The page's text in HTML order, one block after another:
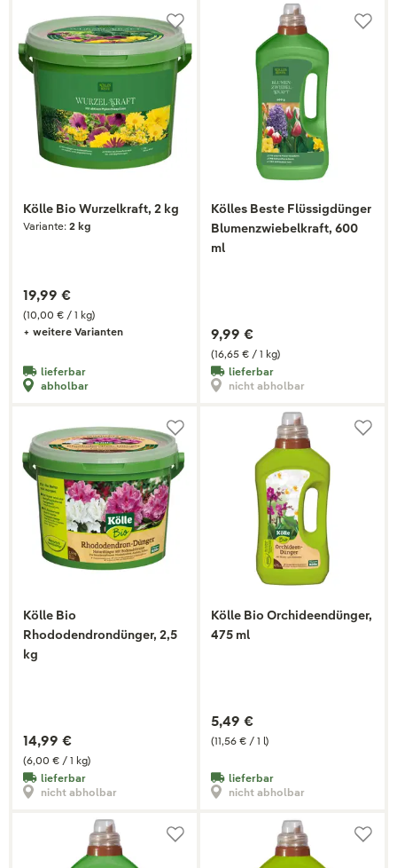
Kölle Bio Wurzelkraft, 2 kg
Variante: 2 kg
(10,00 € / 1 kg)
19,99 €
+ weitere Varianten
lieferbar
abholbar
Kölles Beste Flüssigdünger
Blumenzwiebelkraft, 600
ml
(16,65 € / 1 kg)
9,99 €
lieferbar
nicht abholbar
Kölle Bio
Rhododendrondünger, 2,5
kg
(6,00 € / 1 kg)
14,99 €
lieferbar
nicht abholbar
Kölle Bio Orchideendünger,
475 ml
(11,56 € / 1 l)
5,49 €
lieferbar
nicht abholbar